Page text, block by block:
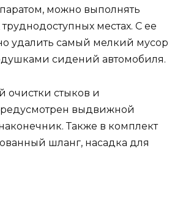
можно выполнять
местах. С ее
удалить самый мелкий мусор
сидений автомобиля.
очистки стыков и
выдвижной
Также в комплект
шланг, насадка для